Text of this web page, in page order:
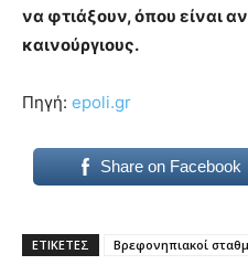
να φτιάξουν, όπου είναι
καινούργιους.
Πηγή: epoli.gr
Share on Facebook
ΕΤΙΚΕΤΕΣ Βρεφονηπιακοί